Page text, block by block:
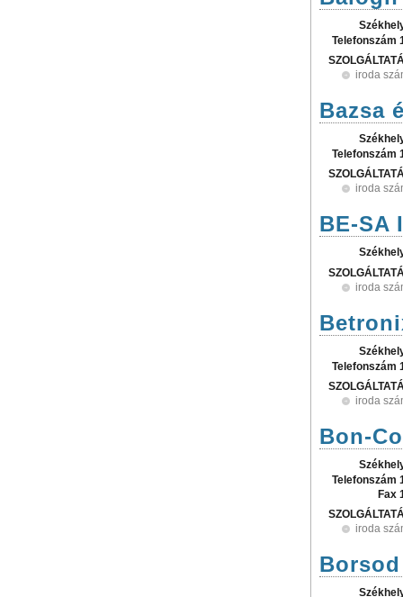
Telefonszám
iroda
Bazsa
Telefonszám
iroda
BE-SA
iroda
Telefonszám
iroda
Bon-
Telefonszám
Fax
iroda